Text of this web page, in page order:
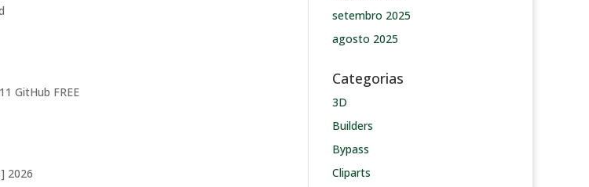
GitHub FREE
2026
setembro 2025
agosto 2025
Categorias
3D
Builders
Bypass
Cliparts